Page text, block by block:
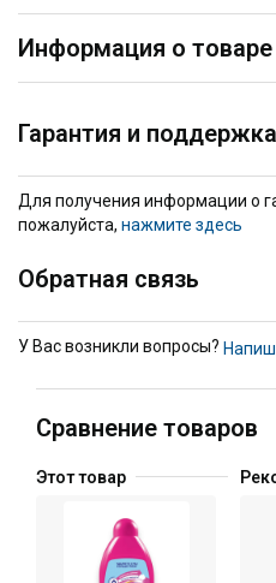
Информация о товаре
Гарантия и поддержка
Для получения информации о
пожалуйста, нажмите здесь
Обратная связь
У Вас возникли вопросы?
Сравнение товаров
Этот товар